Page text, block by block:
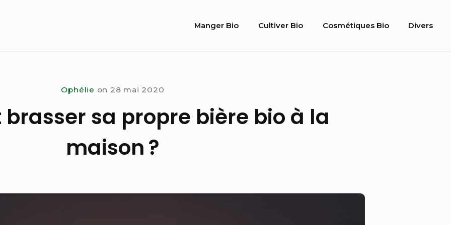
Site
Manger Bio Cultiver Bio Cosmétiques Bio Divers
Ophélie on 28 mai 2020
sa propre bière bio à la
maison ?